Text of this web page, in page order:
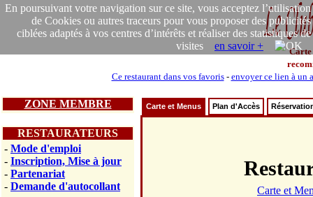
En poursuivant votre navigation sur ce site, vous acceptez l’utilisation
de Cookies ou autres traceurs pour vous proposer des publicités
ciblées adaptés à vos centres d’intérêts et réaliser des statistiques de
visites en savoir +
Carte
Ce restaurant dans vos favoris- envoyer ce lien à un
ZONE MEMBRE
RESTAURATEURS
- Mode d'emploi
- Inscription, Mise à jour
- Partenariat
- Demande d'autocollant
Carte et Menus Plan d'Accès
Carte et